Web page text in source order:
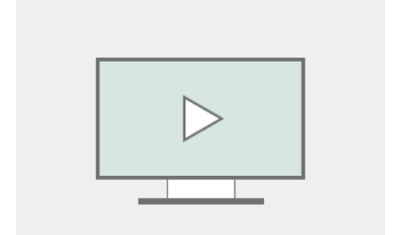
ဖြင့် OSN+ သည် သင့်အား ရုပ်ရှင်များ၊ တီဗီရှိုးများနှင့်
အခြားအရာများကို အွန်လိုင်းတွင် တိုက်ရိုက်ကြည့်ရှုနိုင်
စေပါသည်။ စာချုပ်စာတမ်းများ သို့မဟုတ် ပယ်ဖျက်
ပံ့ပိုးမှုအတွက်၊ https://help.osnplus.com/ သို့ ဝင်